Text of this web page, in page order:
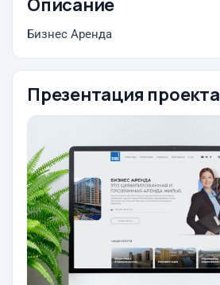
Описание
Бизнес Аренда
Презентация проекта